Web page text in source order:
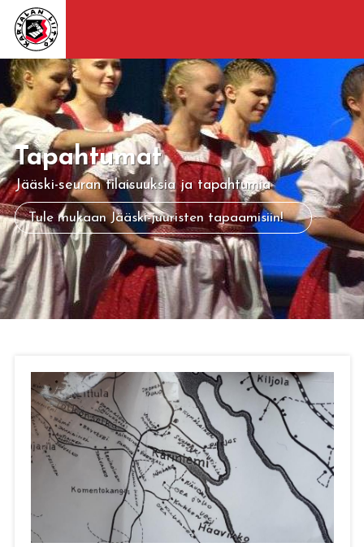
Tapahtumat
Jääski-seuran tilaisuuksia ja tapahtumia
Tule mukaan Jääski-juuristen tapaamisiin!